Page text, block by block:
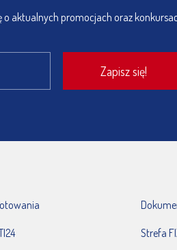
aktualnych promocjach oraz
Strefa